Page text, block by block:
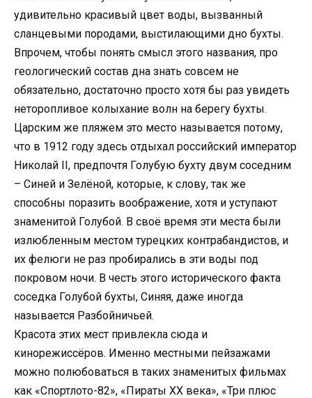
удивительно красивый цвет воды, вызванный
сланцевыми породами, выстилающими дно бухты.
Впрочем, чтобы понять смысл этого названия, про
геологический состав дна знать совсем не
обязательно, достаточно просто хотя бы раз увидеть
неторопливое колыхание волн на берегу бухты.
Царским же пляжем это место называется потому,
что в 1912 году здесь отдыхал российский император
Николай II, предпочтя Голубую бухту двум соседним
– Синей и Зелёной, которые, к слову, так же
способны поразить воображение, хотя и уступают
знаменитой Голубой. В своё время эти места были
излюбленным местом турецких контрабандистов, и
их фелюги не раз пробирались в эти воды под
покровом ночи. В честь этого исторического факта
соседка Голубой бухты, Синяя, даже иногда
называется Разбойничьей.
Красота этих мест привлекла сюда и
кинорежиссёров. Именно местными пейзажами
можно полюбоваться в таких знаменитых фильмах
как «Спортлото-82», «Пираты XX века», «Три плюс